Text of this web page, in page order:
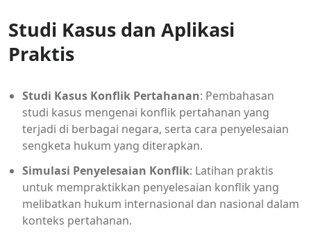
Studi Kasus dan Aplikasi
Praktis
Studi Kasus Konflik Pertahanan: Pembahasan
studi kasus mengenai konflik pertahanan yang
terjadi di berbagai negara, serta cara penyelesaian
sengketa hukum yang diterapkan.
Simulasi Penyelesaian Konflik: Latihan praktis
untuk mempraktikkan penyelesaian konflik yang
melibatkan hukum internasional dan nasional dalam
konteks pertahanan.